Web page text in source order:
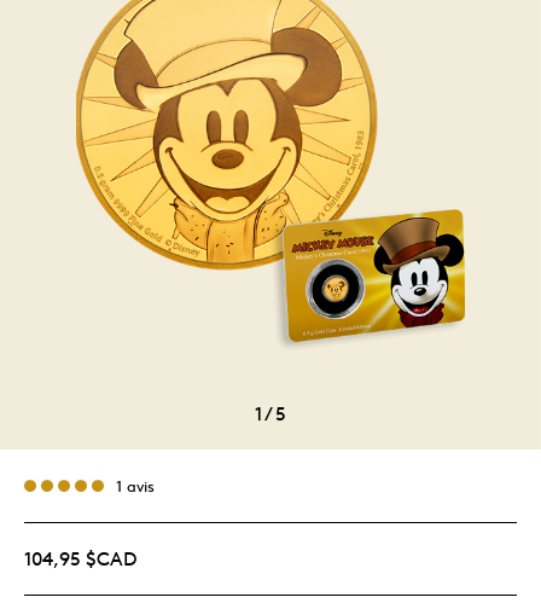
1/5
1 avis
104,95 $CAD